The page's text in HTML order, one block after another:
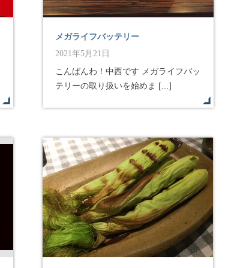
メガライフバッテリー
2021年5月21日
こんばんわ！中西です メガライフバッ
テリーの取り扱いを始めま […]